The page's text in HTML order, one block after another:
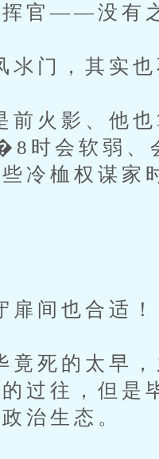
官——没有
门，其实也
火影、他也
时会软弱、
冷桖权谋家
间也合适！
死的太早，
过往，但是
治生态。